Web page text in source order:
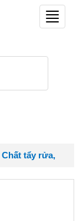
Toggle
Chất tẩy rửa,